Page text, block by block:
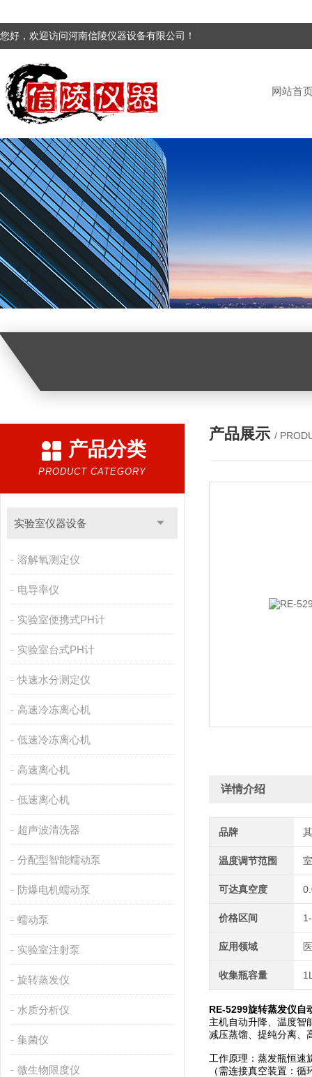
您好，欢迎访问河南信陵仪器设备有限公司！
网站首
产品分类
PRODUCT CATEGORY
实验室仪器设备
溶解氧测定仪
电导率仪
实验室便携式PH计
实验室台式PH计
快速水分测定仪
高速冷冻离心机
低速冷冻离心机
高速离心机
低速离心机
超声波清洗器
分配型智能蠕动泵
防爆电机蠕动泵
蠕动泵
实验室注射泵
旋转蒸发仪
水质分析仪
集菌仪
微生物限度仪
产品展示 /
详情介绍
品牌
温度调节范围
可达真空度
价格区间
应用领域
收集瓶容量
RE-5299旋转蒸发仪自
主机自动升降、温度智
减压蒸馏、提纯分离、
工作原理：蒸发瓶恒速
（需连接真空装置：